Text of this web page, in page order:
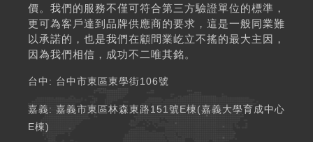
價。我們的服務不僅可符合第三方驗證單位的標準，
更可為客戶達到品牌供應商的要求，這是一般同業難
以承諾的，也是我們在顧問業屹立不搖的最大主因，
因為我們相信，成功不二唯其銘。
台中: 台中市東區東學街106號​
嘉義: 嘉義市東區林森東路151號E棟(嘉義大學育成中心
E棟) ​​